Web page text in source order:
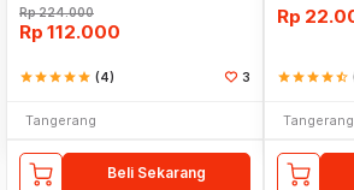
Rp224.000
Rp 112.000
starstarstarstarstar (4) 3
Tangerang
Beli Sekarang
Rp
starstarstarstarstar_half
Tangerang